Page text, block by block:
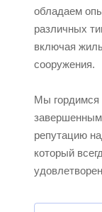
обладаем
различных
включая
сооружения.
Мы гордимся
репутацию
который